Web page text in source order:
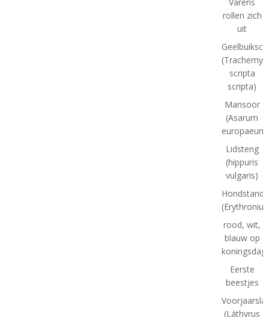
rollen zich
uit
(Trachemys
scripta
scripta)
Mansoor
(Asarum
europaeum)
Lidsteng
(hippuris
vulgaris)
Hondstand
rood, wit,
blauw op
koningsdag
Eerste
beestjes
(Láthyrus